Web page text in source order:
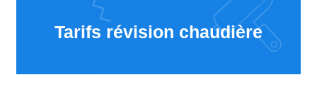
Tarifs révision chaudière